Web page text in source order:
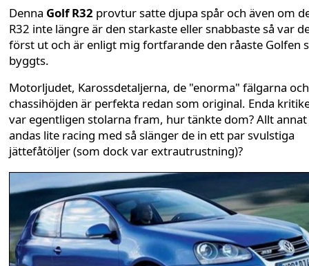
Denna Golf R32 provtur satte djupa spår och även om
R32 inte längre är den starkaste eller snabbaste så var
först ut och är enligt mig fortfarande den råaste Golfen
byggts.
Motorljudet, Karossdetaljerna, de "enorma" fälgarna och
chassihöjden är perfekta redan som original. Enda
var egentligen stolarna fram, hur tänkte dom? Allt annat
andas lite racing med så slänger de in ett par svulstiga
jättefåtöljer (som dock var extrautrustning)?